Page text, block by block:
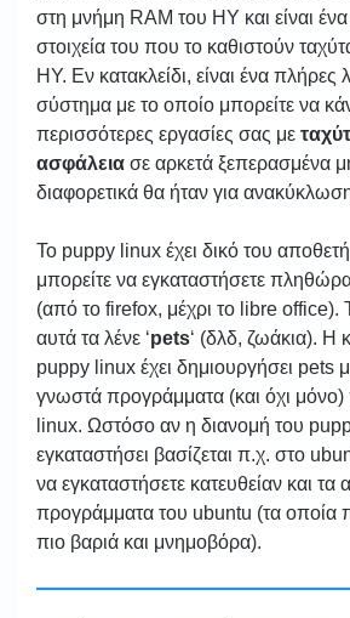
στη μνήμη RAM του ΗΥ και είναι
στοιχεία του που το καθιστούν
ΗΥ. Εν κατακλείδι, είναι ένα πλήρες
σύστημα με το οποίο μπορείτε να
περισσότερες εργασίες σας με
ασφάλεια σε αρκετά ξεπερασμένα
διαφορετικά θα ήταν για
Το puppy linux έχει δικό του
μπορείτε να εγκαταστήσετε
(από το firefox, μέχρι το libre office).
αυτά τα λένε ‘pets‘ (δλδ, ζωάκια). Η
puppy linux έχει δημιουργήσει pets
γνωστά προγράμματα (και όχι μόνο)
linux. Ωστόσο αν η διανομή του
εγκαταστήσει βασίζεται π.χ. στο
να εγκαταστήσετε κατευθείαν και τα
προγράμματα του ubuntu (τα οποία
πιο βαριά και μνημοβόρα).